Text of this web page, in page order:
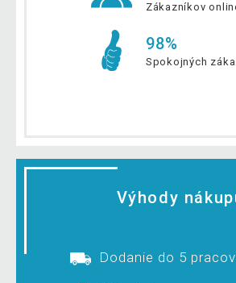
Zákazníkov
98%
Spokojných
Výhody
Dodanie do 5